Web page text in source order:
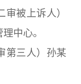
被上诉人）
中心。
三人）孙某